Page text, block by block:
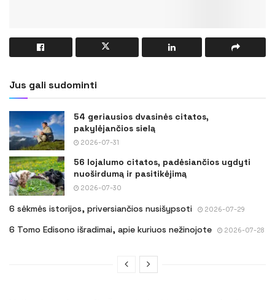
Jus gali sudominti
54 geriausios dvasinės citatos,
pakylėjančios sielą
2026-07-31
56 lojalumo citatos, padėsiančios ugdyti
nuoširdumą ir pasitikėjimą
2026-07-30
6 sėkmės istorijos, priversiančios nusišypsoti 2026-07-29
6 Tomo Edisono išradimai, apie kuriuos nežinojote 2026-07-28